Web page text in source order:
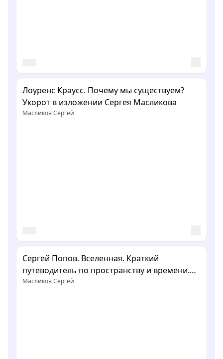
Лоуренс Краусс. Почему мы существуем?
Укорот в изложении Сергея Масликова
Масликов Сергей
Сергей Попов. Вселенная. Краткий
путеводитель по пространству и времени.
Укорот в изложении Сергея Масликова
Масликов Сергей